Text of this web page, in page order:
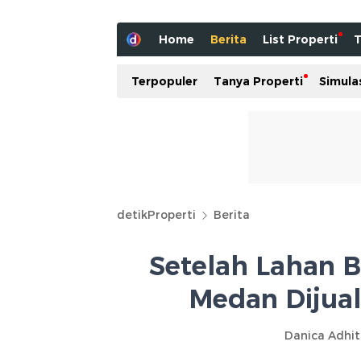
Home Berita List Properti
Terpopuler Tanya Properti
detikProperti Berita
Setelah Lahan
Medan
Danica